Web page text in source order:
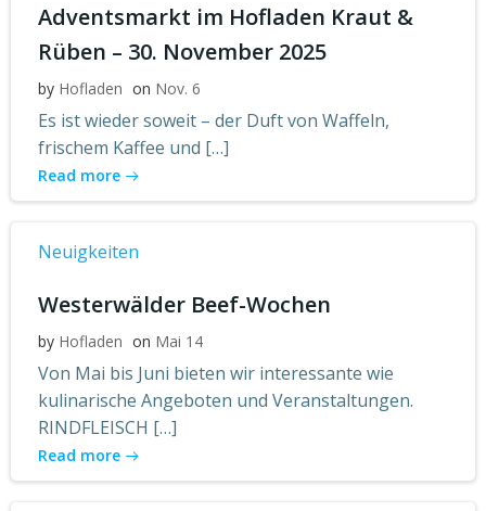
Adventsmarkt im Hofladen Kraut &
Rüben – 30. November 2025
by Hofladen on Nov. 6
Es ist wieder soweit – der Duft von Waffeln,
frischem Kaffee und […]
Read more
Neuigkeiten
Westerwälder Beef-Wochen
by Hofladen on Mai 14
Von Mai bis Juni bieten wir interessante wie
kulinarische Angeboten und Veranstaltungen.
RINDFLEISCH […]
Read more